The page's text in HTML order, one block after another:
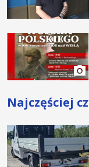
Najczęściej